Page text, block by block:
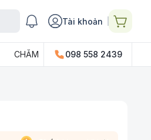
Tài khoản
CHĂM SÓC GIA ĐÌNH PHỤ KIỆN
098 558 2439